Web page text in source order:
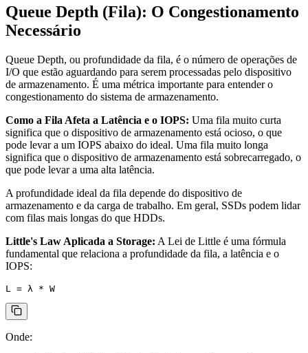
Queue Depth (Fila): O Congestionamento
Necessário
Queue Depth, ou profundidade da fila, é o número de operações de
I/O que estão aguardando para serem processadas pelo dispositivo
de armazenamento. É uma métrica importante para entender o
congestionamento do sistema de armazenamento.
Como a Fila Afeta a Latência e o IOPS: Uma fila muito curta
significa que o dispositivo de armazenamento está ocioso, o que
pode levar a um IOPS abaixo do ideal. Uma fila muito longa
significa que o dispositivo de armazenamento está sobrecarregado, o
que pode levar a uma alta latência.
A profundidade ideal da fila depende do dispositivo de
armazenamento e da carga de trabalho. Em geral, SSDs podem lidar
com filas mais longas do que HDDs.
Little's Law Aplicada a Storage: A Lei de Little é uma fórmula
fundamental que relaciona a profundidade da fila, a latência e o
IOPS:
Onde: